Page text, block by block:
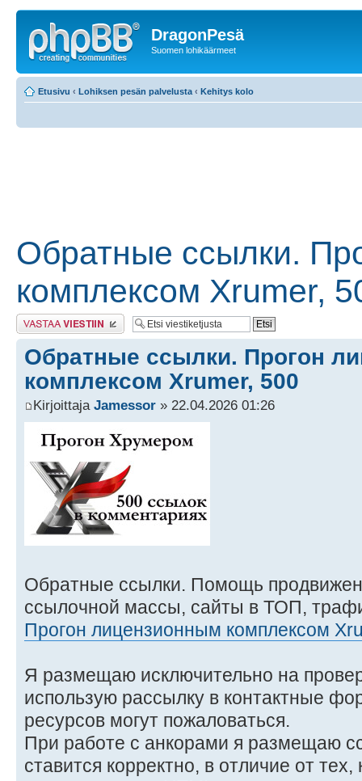
DragonPesä
Suomen lohikäärmeet
Etusivu ‹ Lohiksen pesän palvelusta ‹ Kehitys kolo
Обратные ссылки.
комплексом Xrumer,
Lähetä vastaus
Обратные ссылки. Прогон
комплексом Xrumer, 500
Kirjoittaja Jamessor » 22.04.2026 01:26
Обратные ссылки. Помощь
ссылочной массы, сайты в ТОП,
Прогон лицензионным комплексом
Я размещаю исключительно на
использую рассылку в контактные
ресурсов могут пожаловаться.
При работе с анкорами я размещаю
ставится корректно, в отличие от